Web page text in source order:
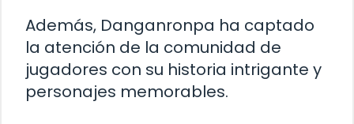
Además, Danganronpa ha captado
la atención de la comunidad de
jugadores con su historia intrigante y
personajes memorables.